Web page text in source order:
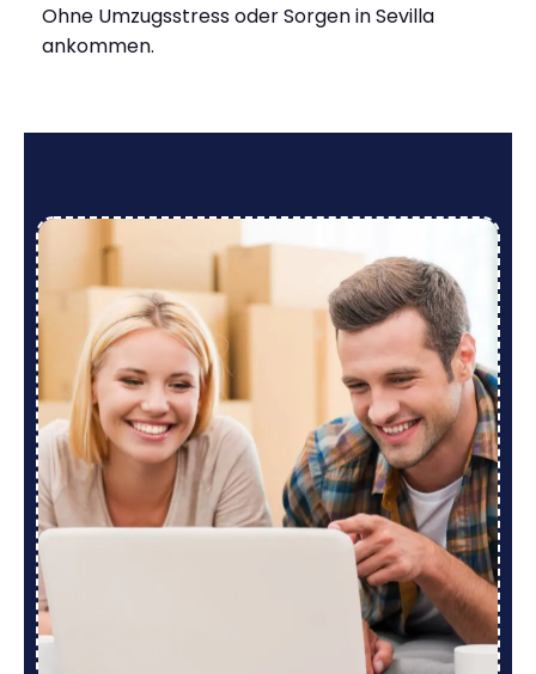
Ohne Umzugsstress oder Sorgen in Sevilla
ankommen.